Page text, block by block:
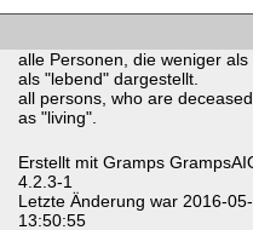
alle Personen, die weniger
als "lebend" dargestellt.
all persons, who are
as "living".
Erstellt mit Gramps
4.2.3-1
Letzte Änderung war 2016-
13:50:55